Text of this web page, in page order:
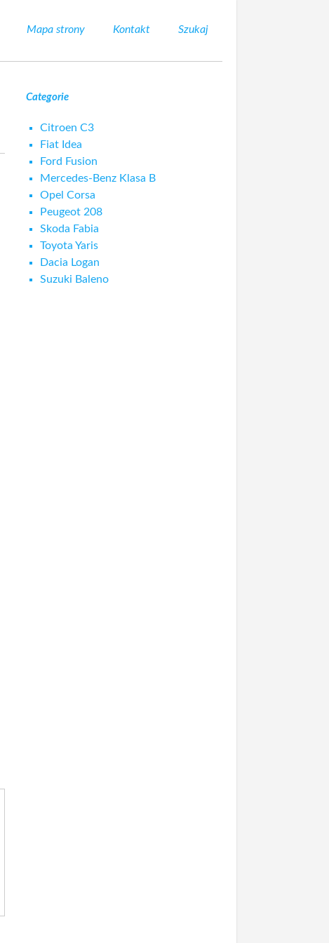
Mapa strony Kontakt Szukaj
Categorie
Citroen C3
Fiat Idea
Ford Fusion
Mercedes-Benz Klasa B
Opel Corsa
Peugeot 208
Skoda Fabia
Toyota Yaris
Dacia Logan
Suzuki Baleno